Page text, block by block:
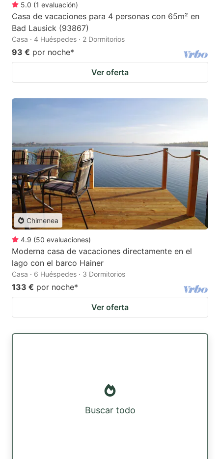
5.0 (1 evaluación)
Casa de vacaciones para 4 personas con 65m² en
Bad Lausick (93867)
Casa · 4 Huéspedes · 2 Dormitorios
93 € por noche*
Ver oferta
Chimenea
4.9 (50 evaluaciones)
Moderna casa de vacaciones directamente en el
lago con el barco Hainer
Casa · 6 Huéspedes · 3 Dormitorios
133 € por noche*
Ver oferta
Buscar todo